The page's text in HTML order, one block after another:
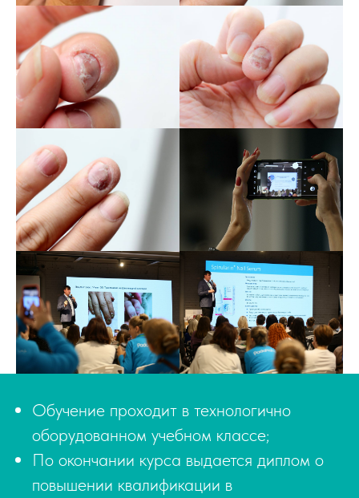
Обучение проходит в технологично
оборудованном учебном классе;
По окончании курса выдается диплом о
повышении квалификации в